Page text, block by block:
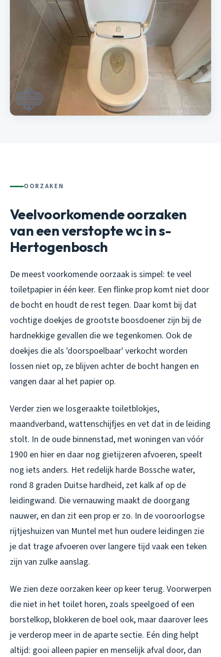
OORZAKEN
Veelvoorkomende oorzaken
van een verstopte wc in s-
Hertogenbosch
De meest voorkomende oorzaak is simpel: te veel
toiletpapier in één keer. Een flinke prop komt niet door
de bocht en houdt de rest tegen. Daar komt bij dat
vochtige doekjes de grootste boosdoener zijn bij de
hardnekkige gevallen die we tegenkomen. Ook de
doekjes die als 'doorspoelbaar' verkocht worden
lossen niet op, ze blijven achter de bocht hangen en
vangen daar al het papier op.
Verder zien we losgeraakte toiletblokjes,
maandverband, wattenschijfjes en vet dat in de leiding
stolt. In de oude binnenstad, met woningen van vóór
1900 en hier en daar nog gietijzeren afvoeren, speelt
nog iets anders. Het redelijk harde Bossche water,
rond 8 graden Duitse hardheid, zet kalk af op de
leidingwand. Die vernauwing maakt de doorgang
nauwer, en dan zit een prop er zo. In de vooroorlogse
rijtjeshuizen van Muntel met hun oudere leidingen zie
je dat trage afvoeren over langere tijd vaak een teken
zijn van zulke aanslag.
We zien deze oorzaken keer op keer terug. Voorwerpen
die niet in het toilet horen, zoals speelgoed of een
borstelkop, blokkeren de boel ook, maar daarover lees
je verderop meer in de aparte sectie. Eén ding helpt
altijd: gooi alleen papier en menselijk afval door, dan